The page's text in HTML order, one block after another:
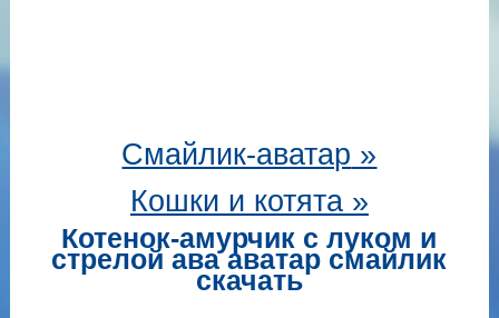
Смайлик-аватар »
Кошки и котята »
Котенок-амурчик с луком и
стрелой ава аватар смайлик
скачать